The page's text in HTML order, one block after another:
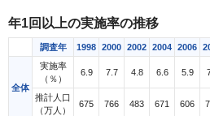
年1回以上の実施率の推移
調査年 1998 2000 2002 2004 2006
全体
実施率
（％）
6.9 7.7 4.8 6.6 5.9
推計人口
（万人）
675 766 483 671 606